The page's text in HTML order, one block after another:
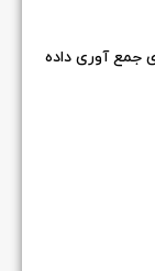
جمع آوری داده